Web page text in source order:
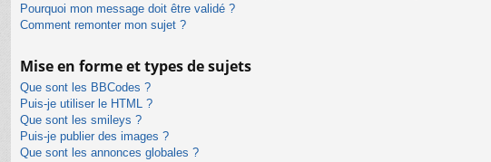
Pourquoi mon message doit être validé ?
Comment remonter mon sujet ?
Mise en forme et types de sujets
Que sont les BBCodes ?
Puis-je utiliser le HTML ?
Que sont les smileys ?
Puis-je publier des images ?
Que sont les annonces globales ?